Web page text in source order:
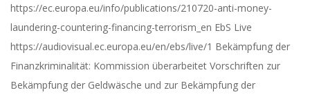
https://ec.europa.eu/info/publications/210720-anti-money-
laundering-countering-financing-terrorism_en EbS Live
https://audiovisual.ec.europa.eu/en/ebs/live/1 Bekämpfung der
Finanzkriminalität: Kommission überarbeitet Vorschriften zur
Bekämpfung der Geldwäsche und zur Bekämpfung der